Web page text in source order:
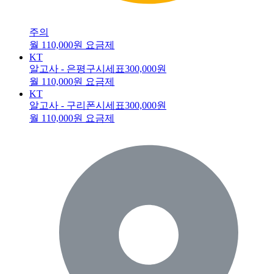
주의
월 110,000원 요금제
KT
알고사 - 은평구시세표300,000원
월 110,000원 요금제
KT
알고사 - 구리폰시세표300,000원
월 110,000원 요금제